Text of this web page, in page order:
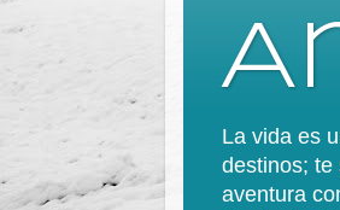
La vida es
destinos; te
aventura